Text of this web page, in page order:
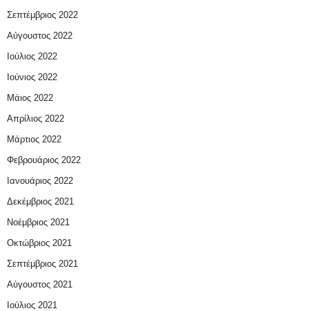
Σεπτέμβριος 2022
Αύγουστος 2022
Ιούλιος 2022
Ιούνιος 2022
Μάιος 2022
Απρίλιος 2022
Μάρτιος 2022
Φεβρουάριος 2022
Ιανουάριος 2022
Δεκέμβριος 2021
Νοέμβριος 2021
Οκτώβριος 2021
Σεπτέμβριος 2021
Αύγουστος 2021
Ιούλιος 2021